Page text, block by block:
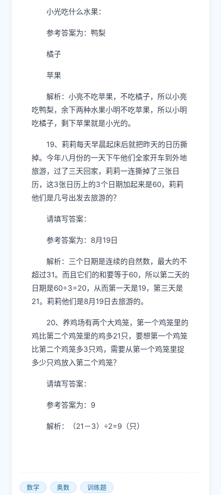
小光吃什么水果：
参考答案为：鸭梨
橘子
苹果
解析：小亮不吃苹果，不吃橘子，所以小亮
吃鸭梨，余下两种水果小明不吃苹果，所以小明
吃橘子，剩下苹果就是小光的。
19、莉莉每天早晨起床后就把昨天的日历撕
掉。今年八月份的一天下午他们全家开车到外地
旅游，过了三天回家，莉莉一连撕掉了三张日
历，这3张日历上的3个日期加起来是60，莉莉
他们是几号出发去旅游的？
请填写答案：
参考答案为：8月19日
解析：三个日期是连续的自然数，最大的不
超过31。而且它们的和要等于60，所以第二天的
日期是60÷3=20，从而第一天是19，第三天是
21。莉莉他们是8月19日去旅游的。
20、养鸡场有两个大鸡笼，第一个鸡笼里的
鸡比第二个鸡笼里的鸡多21只，要想第一个鸡笼
比第二个鸡笼多3只鸡，需要从第一个鸡笼里捉
多少只鸡放入第二个鸡笼？
请填写答案：
参考答案为：9
解析：（21－3）÷2=9（只）
数学 奥数 训练题